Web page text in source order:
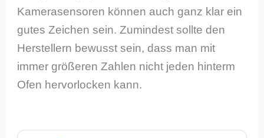
Kamerasensoren können auch ganz klar ein
gutes Zeichen sein. Zumindest sollte den
Herstellern bewusst sein, dass man mit
immer größeren Zahlen nicht jeden hinterm
Ofen hervorlocken kann.